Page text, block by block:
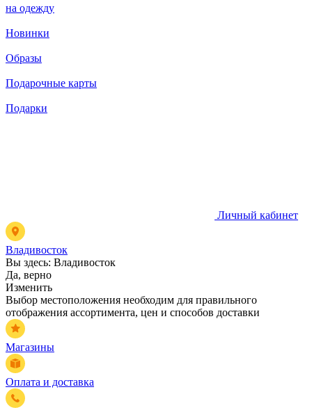
на одежду
Новинки
Образы
Подарочные карты
Подарки
Личный кабинет
Владивосток
Вы здесь: Владивосток
Да, верно
Изменить
Выбор местоположения необходим для правильного
отображения ассортимента, цен и способов доставки
Магазины
Оплата и доставка